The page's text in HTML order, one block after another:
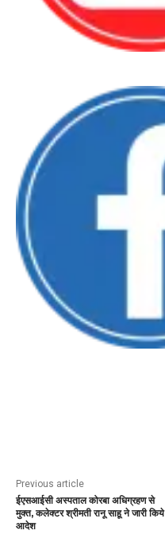
Previous article
ईएसआईसी अस्पताल कोरबा अधिग्रहण से
मुक्त, कलेक्टर श्रीमती रानू साहू ने जारी किये
आदेश